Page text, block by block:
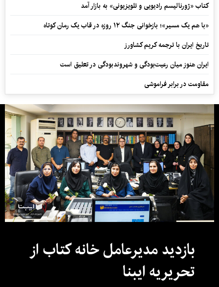
کتاب «ژورنالیسم رادیویی و تلویزیونی» به بازار آمد
«با هم یک مسیر»؛ بازخوانی جنگ ۱۲ روزه در قاب یک رمان کوتاه
تاریخ ایران با ترجمه کریم کشاورز
ایران هنوز میان رعیت‌بودگی و شهروندبودگی در تعلیق است
مقاومت در برابر فراموشی
بازدید مدیرعامل خانه کتاب از
تحریریه ایبنا